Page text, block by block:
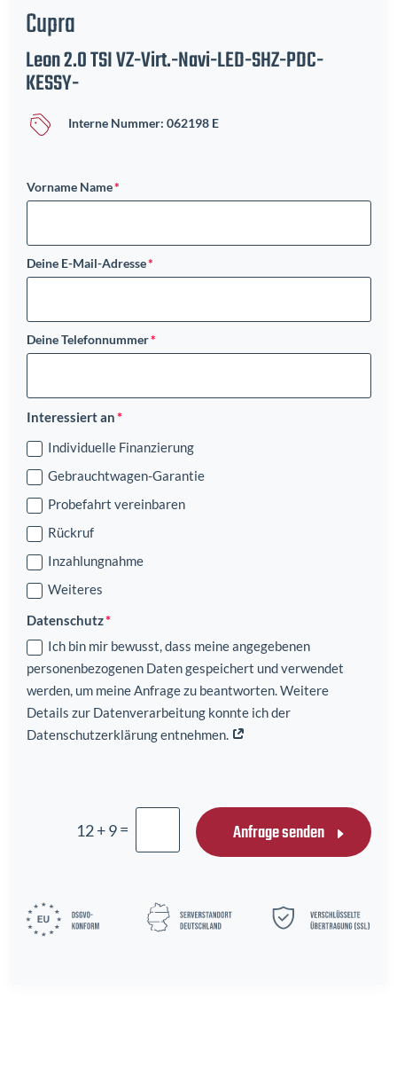
Cupra
Leon 2.0 TSI VZ-Virt.-Navi-LED-SHZ-PDC-
KESSY-
Interne Nummer: 062198 E
Vorname Name
Deine E-Mail-Adresse
Deine Telefonnummer
Interessiert an
Individuelle Finanzierung
Gebrauchtwagen-Garantie
Probefahrt vereinbaren
Rückruf
Inzahlungnahme
Weiteres
Datenschutz
Ich bin mir bewusst, dass meine angegebenen
personenbezogenen Daten gespeichert und verwendet
werden, um meine Anfrage zu beantworten. Weitere
Details zur Datenverarbeitung konnte ich der
Datenschutzerklärung entnehmen.
12 + 9= Anfrage senden